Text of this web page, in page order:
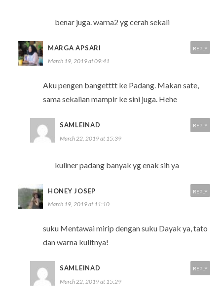
benar juga. warna2 yg cerah sekali
MARGA APSARI
March 19, 2019 at 09:41
Aku pengen bangetttt ke Padang. Makan sate,
sama sekalian mampir ke sini juga. Hehe
REPLY
SAMLEINAD
March 22, 2019 at 15:39
kuliner padang banyak yg enak sih ya
REPLY
HONEY JOSEP
March 19, 2019 at 11:10
suku Mentawai mirip dengan suku Dayak ya, tato
dan warna kulitnya!
REPLY
SAMLEINAD
March 22, 2019 at 15:29
REPLY